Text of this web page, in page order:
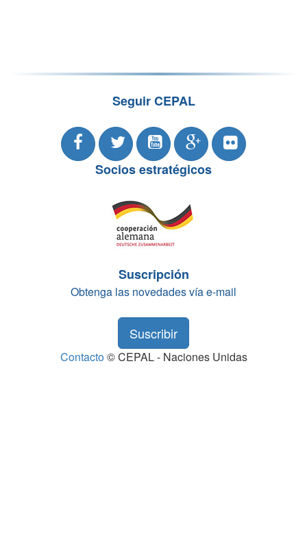
Seguir CEPAL
Socios estratégicos
Suscripción
Obtenga las novedades vía e-mail
Suscribir
Contacto© CEPAL - Naciones Unidas